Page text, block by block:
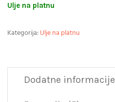
Ulje na platnu
Kategorija:Ulje na platnu
Dodatne informacije